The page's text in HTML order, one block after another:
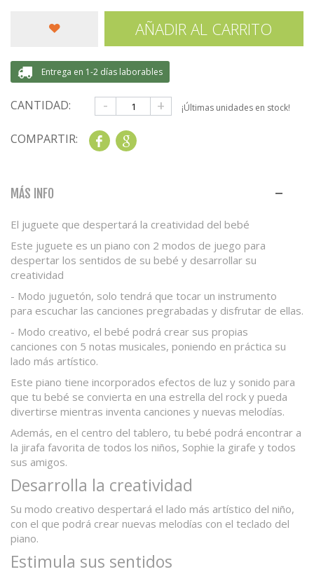
AÑADIR AL CARRITO
Entrega en 1-2 días laborables
CANTIDAD: - + ¡Últimas unidades en stock!
COMPARTIR: Share
MÁS INFO
El juguete que despertará la creatividad del bebé
Este juguete es un piano con 2 modos de juego para
despertar los sentidos de su bebé y desarrollar su
creatividad
- Modo juguetón, solo tendrá que tocar un instrumento
para escuchar las canciones pregrabadas y disfrutar de ellas.
- Modo creativo, el bebé podrá crear sus propias
canciones con 5 notas musicales, poniendo en práctica su
lado más artístico.
Este piano tiene incorporados efectos de luz y sonido para
que tu bebé se convierta en una estrella del rock y pueda
divertirse mientras inventa canciones y nuevas melodías.
Además, en el centro del tablero, tu bebé podrá encontrar a
la jirafa favorita de todos los niños, Sophie la girafe y todos
sus amigos.
Desarrolla la creatividad
Su modo creativo despertará el lado más artístico del niño,
con el que podrá crear nuevas melodías con el teclado del
piano.
Estimula sus sentidos